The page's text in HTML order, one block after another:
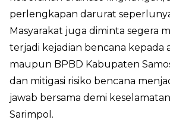
perlengkapan darurat
Masyarakat juga diminta segera
terjadi kejadian bencana kepada
maupun BPBD Kabupaten
dan mitigasi risiko bencana
jawab bersama demi
Sarimpol.